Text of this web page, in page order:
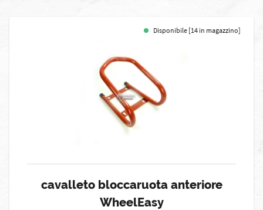
Disponibile [14 in magazzino]
cavalleto bloccaruota anteriore
WheelEasy